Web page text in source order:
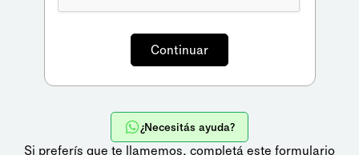
¿Necesitás ayuda?
Si preferís que te llamemos, completá este formulario